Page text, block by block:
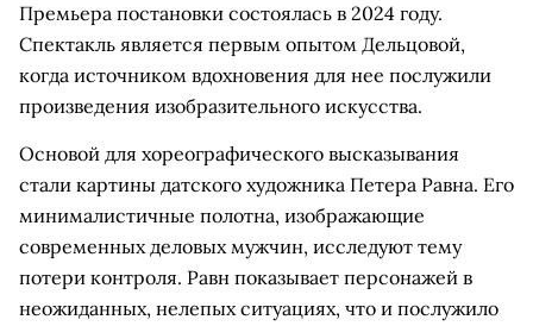
Премьера постановки состоялась в 2024 году.
Спектакль является первым опытом Дельцовой,
когда источником вдохновения для нее послужили
произведения изобразительного искусства.
Основой для хореографического высказывания
стали картины датского художника Петера Равна. Его
минималистичные полотна, изображающие
современных деловых мужчин, исследуют тему
потери контроля. Равн показывает персонажей в
неожиданных, нелепых ситуациях, что и послужило